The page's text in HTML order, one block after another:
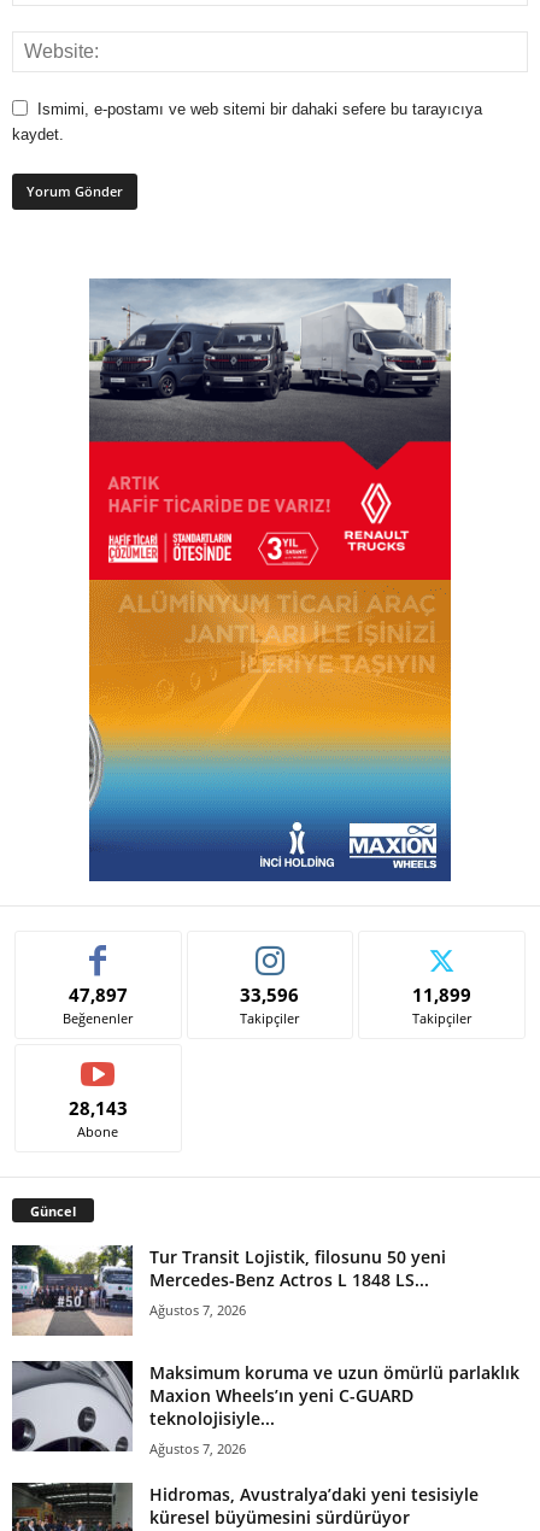
Ismimi, e-postamı ve web sitemi bir dahaki sefere bu tarayıcıya
kaydet.
47,897
Beğenenler
33,596
Takipçiler
11,899
Takipçiler
28,143
Abone
Güncel
Tur Transit Lojistik, filosunu 50 yeni
Mercedes-Benz Actros L 1848 LS...
Ağustos 7, 2026
Maksimum koruma ve uzun ömürlü parlaklık
Maxion Wheels’ın yeni C-GUARD
teknolojisiyle...
Ağustos 7, 2026
Hidromas, Avustralya’daki yeni tesisiyle
küresel büyümesini sürdürüyor